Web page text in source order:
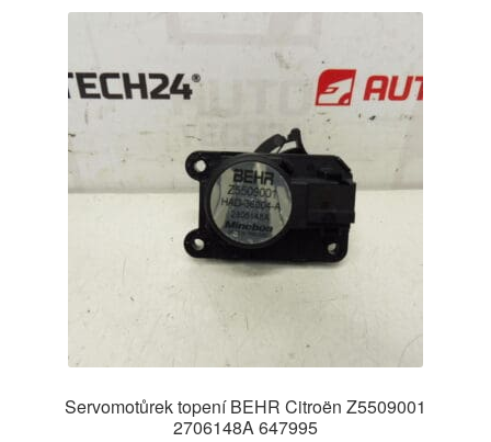
Servomotůrek topení BEHR Citroën Z5509001
2706148A 647995